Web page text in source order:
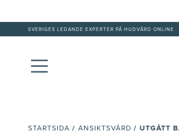
SVERIGES LEDANDE EXPERTER PÅ HUDVÅRD ONLINE
STARTSIDA / ANSIKTSVÅRD / UTGÅTT